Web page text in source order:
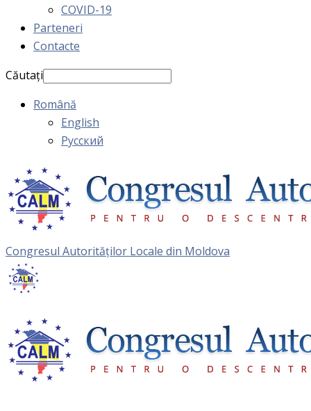
COVID-19
Parteneri
Contacte
Căutați
Română
English
Русский
Congresul Autorităţilor Locale din Moldova